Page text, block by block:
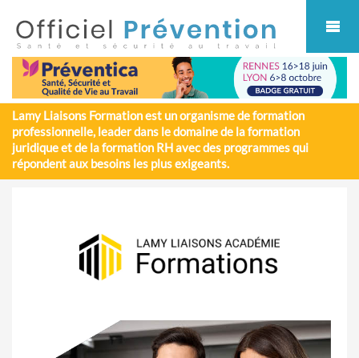
Lamy Liaisons Formation est un organisme de formation
professionnelle, leader dans le domaine de la formation
juridique et de la formation RH avec des programmes qui
répondent aux besoins les plus exigeants.